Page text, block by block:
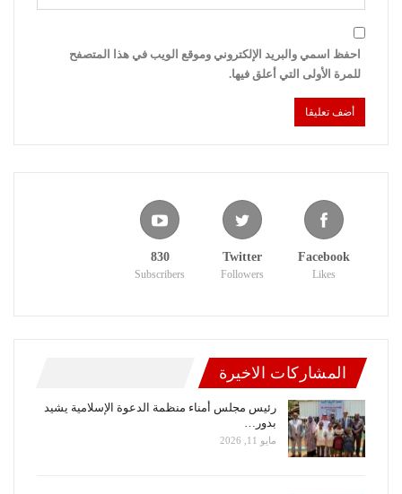
احفظ اسمي والبريد الإلكتروني وموقع الويب في هذا المتصفح
للمرة الأولى التي أعلق فيها.
Facebook
Likes
Twitter
Followers
830
Subscribers
المشاركات الاخيرة
رئيس مجلس أمناء منظمة الدعوة الإسلامية يشيد
بدور…
مايو 11, 2026